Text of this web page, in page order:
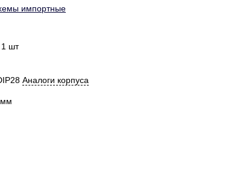
импортные
1 шт
Аналоги корпуса
мм